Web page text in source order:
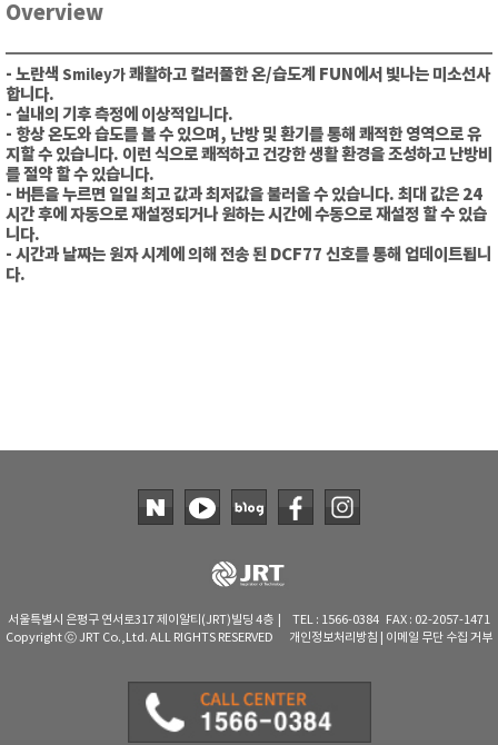
Overview
- 노란색 Smiley가쾌활하고 컬러풀한 온/습도계 FUN에서 빛나는 미소선사
합니다.
- 실내의 기후 측정에 이상적입니다.
- 항상 온도와 습도를 볼 수 있으며, 난방 및 환기를 통해 쾌적한 영역으로 유
지할 수 있습니다. 이런 식으로 쾌적하고 건강한 생활 환경을 조성하고 난방비
를 절약 할 수 있습니다.
- 버튼을 누르면 일일 최고 값과 최저값을 불러올 수 있습니다. 최대 값은 24
시간 후에 자동으로 재설정되거나 원하는 시간에 수동으로 재설정 할 수 있습
니다.
- 시간과 날짜는 원자 시계에 의해 전송 된 DCF77 신호를 통해 업데이트됩니
다.
서울특별시 은평구 연서로317 제이알티(JRT)빌딩 4층 | TEL : 1566-0384 FAX : 02-2057-1471
Copyright ⓒ JRT Co.,Ltd. ALL RIGHTS RESERVED 개인정보처리방침 이메일 무단 수집 거부